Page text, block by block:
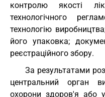
контролю якості
технологічного
технологію
його упаковка;
реєстраційного збору.
За результатами
центральний орган
охорони здоров'я або